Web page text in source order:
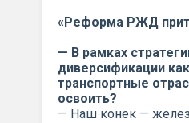
«Реформа РЖД
— В рамках
диверсификации
транспортные
освоить?
— Наш конек —